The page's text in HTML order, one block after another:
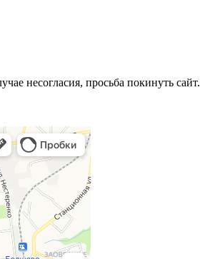
несогласия, просьба покинуть сайт.